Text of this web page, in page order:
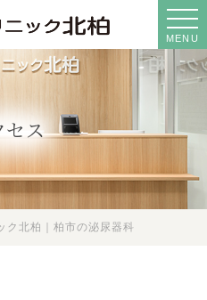
MENU
セス
ク北柏｜柏市の泌尿器科